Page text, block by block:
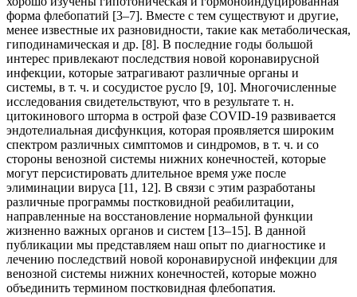
форма флебопатий [3–7]. Вместе с тем существуют и другие,
менее известные их разновидности, такие как метаболическая,
гиподинамическая и др. [8]. В последние годы большой
интерес привлекают последствия новой коронавирусной
инфекции, которые затрагивают различные органы и
системы, в т. ч. и сосудистое русло [9, 10]. Многочисленные
исследования свидетельствуют, что в результате т. н.
цитокинового шторма в острой фазе COVID-19 развивается
эндотелиальная дисфункция, которая проявляется широким
спектром различных симптомов и синдромов, в т. ч. и со
стороны венозной системы нижних конечностей, которые
могут персистировать длительное время уже после
элиминации вируса [11, 12]. В связи с этим разработаны
различные программы постковидной реабилитации,
направленные на восстановление нормальной функции
жизненно важных органов и систем [13–15]. В данной
публикации мы представляем наш опыт по диагностике и
лечению последствий новой коронавирусной инфекции для
венозной системы нижних конечностей, которые можно
объединить термином постковидная флебопатия.